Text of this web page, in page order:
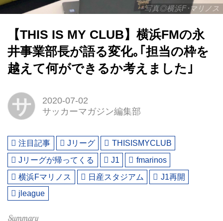
写真◎横浜F･マリノス
【THIS IS MY CLUB】横浜FMの永
井事業部長が語る変化｡｢担当の枠を
越えて何ができるか考えました｣
サ
2020-07-02
サッカーマガジン編集部
注目記事 Jリーグ
THISISMYCLUB
Jリーグが帰ってくる
J1
fmarinos
横浜Fマリノス
日産スタジアム
J1再開
jleague